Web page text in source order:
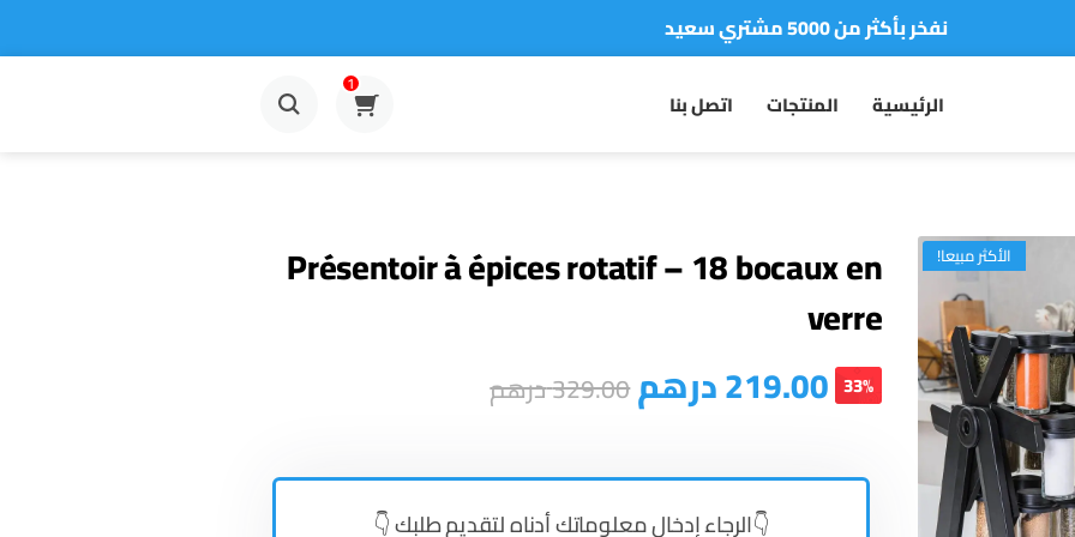
نفخر بأكثر من 5000 مشتري سعيد
الرئيسية المنتجات اتصل بنا
1
الأكثر مبيعا!
Présentoir à épices rotatif – 18 bocaux en
verre
219.00درهم329.00درهم 33%
👇الرجاء إدخال معلوماتك أدناه لتقديم طلبك 👇